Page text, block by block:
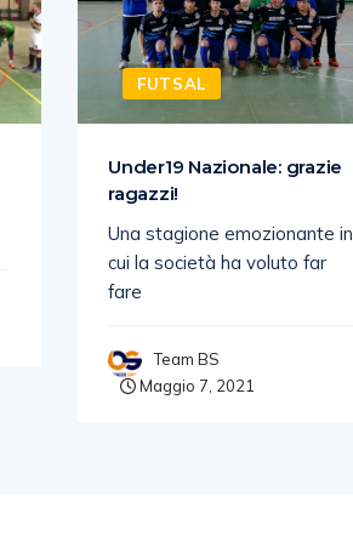
FUTSAL
Under19 Nazionale: grazie
ragazzi!
Una stagione emozionante in
cui la società ha voluto far
fare
Team BS
Maggio 7, 2021